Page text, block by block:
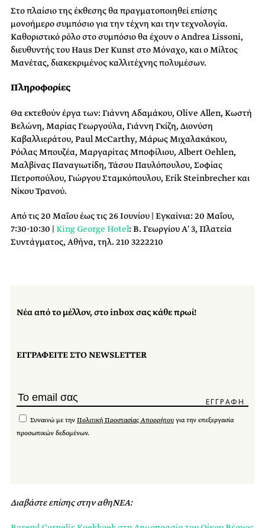
Στο πλαίσιο της έκθεσης θα πραγματοποιηθεί επίσης
μονοήμερο συμπόσιο για την τέχνη και την τεχνολογία.
Καθοριστικό ρόλο στο συμπόσιο θα έχουν ο Andrea Lissoni,
διευθυντής του Haus Der Kunst στο Μόναχο, και ο Μίλτος
Μανέτας, διακεκριμένος καλλιτέχνης πολυμέσων.
Πληροφορίες
Θα εκτεθούν έργα των: Γιάννη Αδαμάκου, Olive Allen, Κωστή
Βελώνη, Μαρίας Γεωργούλα, Γιάννη Γκίζη, Διονύση
Καβαλλιεράτου, Paul McCarthy, Μάρως Μιχαλακάκου,
Ρόιλας Μπουζέα, Μαργαρίτας Μποφίλιου, Albert Oehlen,
Μαλβίνας Παναγιωτίδη, Τάσου Παυλόπουλου, Σοφίας
Πετροπούλου, Γιώργου Σταμκόπουλου, Erik Steinbrecher και
Νίκου Τρανού.
Από τις 20 Μαΐου έως τις 26 Ιουνίου | Εγκαίνια: 20 Μαΐου,
7:30-10:30 | King George Hotel: Β. Γεωργίου Α′ 3, Πλατεία
Συντάγματος, Αθήνα, τηλ. 210 3222210
Νέα από το μέλλον, στο inbox σας κάθε πρωί!
ΕΓΓΡΑΦΕΙΤΕ ΣΤΟ NEWSLETTER
Συναινώ με την Πολιτική Προστασίας Απορρήτου για την επεξεργασία
προσωπικών δεδομένων.
Διαβάστε επίσης στην αθηΝΕΑ: